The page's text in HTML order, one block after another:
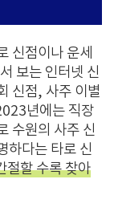
신점이나 운세
보는 인터넷 신
신점, 사주 이별
년에는 직장
수원의 사주 신
하다는 타로 신
절할 수록 찾아